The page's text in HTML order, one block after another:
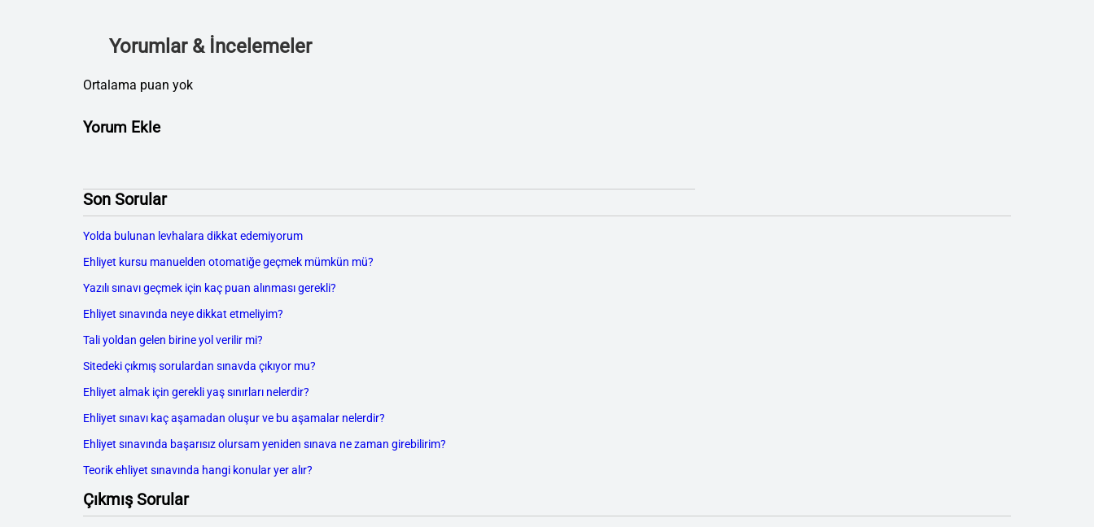
Yorumlar & İncelemeler
Ortalama puan yok
Yorum Ekle
Son Sorular
Yolda bulunan levhalara dikkat edemiyorum
Ehliyet kursu manuelden otomatiğe geçmek mümkün mü?
Yazılı sınavı geçmek için kaç puan alınması gerekli?
Ehliyet sınavında neye dikkat etmeliyim?
Tali yoldan gelen birine yol verilir mi?
Sitedeki çıkmış sorulardan sınavda çıkıyor mu?
Ehliyet almak için gerekli yaş sınırları nelerdir?
Ehliyet sınavı kaç aşamadan oluşur ve bu aşamalar nelerdir?
Ehliyet sınavında başarısız olursam yeniden sınava ne zaman girebilirim?
Teorik ehliyet sınavında hangi konular yer alır?
Çıkmış Sorular